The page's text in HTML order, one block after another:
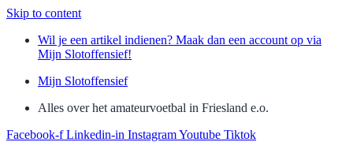
Skip to content
Wil je een artikel indienen? Maak dan een account op via
Mijn Slotoffensief!
Mijn Slotoffensief
Alles over het amateurvoetbal in Friesland e.o.
Facebook-f Linkedin-in InstagramYoutube Tiktok